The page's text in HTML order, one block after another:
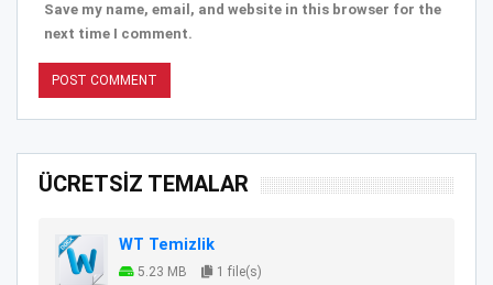
Save my name, email, and website in this browser for the
next time I comment.
ÜCRETSİZ TEMALAR
WT Temizlik
5.23 MB 1 file(s)